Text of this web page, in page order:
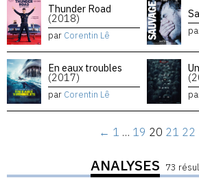
Thunder Road
(2018)
par Corentin Lê
En eaux troubles
(2017)
par Corentin Lê
← 1 … 19 20 21 22
ANALYSES 73